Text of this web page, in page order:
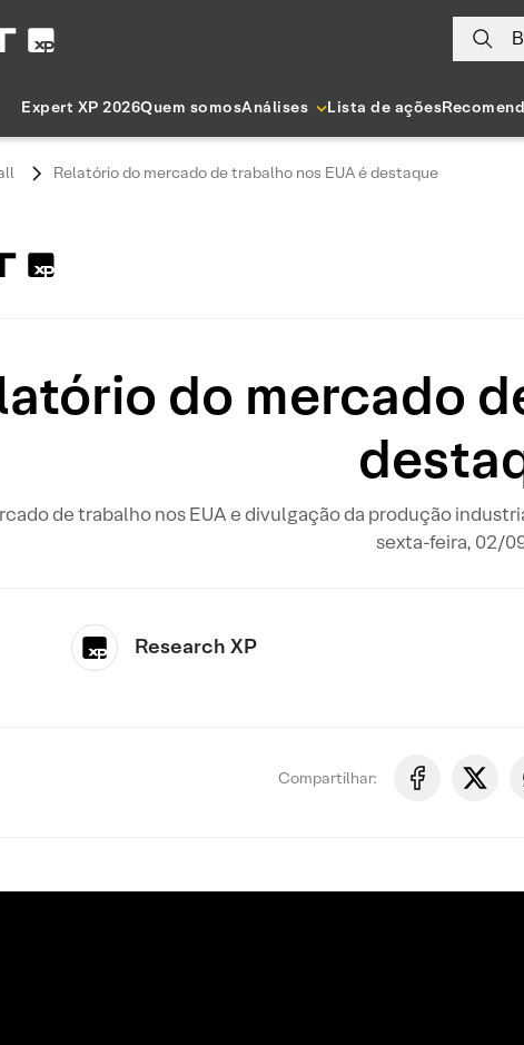
Expert XP 2026Quem somosAnálises Lista de ações
Relatório do mercado de trabalho nos EUA é destaque
do mercado
de trabalho nos EUA e divulgação da produção
sexta-feira, 02/
Research XP
Compartilhar: